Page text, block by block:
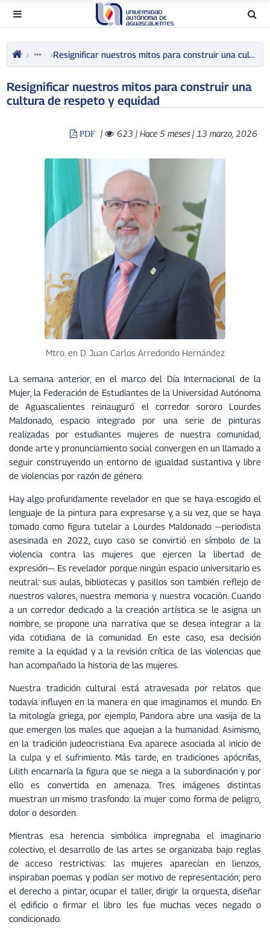
Resignificar nuestros mitos para construir una cultura de respeto y equidad
Resignificar nuestros mitos para construir una
cultura de respeto y equidad
PDF | 623 | Hace 5 meses | 13 marzo, 2026
Mtro. en D. Juan Carlos Arredondo Hernández
La semana anterior, en el marco del Día Internacional de la
Mujer, la Federación de Estudiantes de la Universidad Autónoma
de Aguascalientes reinauguró el corredor sororo Lourdes
Maldonado, espacio integrado por una serie de pinturas
realizadas por estudiantes mujeres de nuestra comunidad,
donde arte y pronunciamiento social convergen en un llamado a
seguir construyendo un entorno de igualdad sustantiva y libre
de violencias por razón de género.
Hay algo profundamente revelador en que se haya escogido el
lenguaje de la pintura para expresarse y, a su vez, que se haya
tomado como figura tutelar a Lourdes Maldonado —periodista
asesinada en 2022, cuyo caso se convirtió en símbolo de la
violencia contra las mujeres que ejercen la libertad de
expresión—. Es revelador porque ningún espacio universitario es
neutral: sus aulas, bibliotecas y pasillos son también reflejo de
nuestros valores, nuestra memoria y nuestra vocación. Cuando
a un corredor dedicado a la creación artística se le asigna un
nombre, se propone una narrativa que se desea integrar a la
vida cotidiana de la comunidad. En este caso, esa decisión
remite a la equidad y a la revisión crítica de las violencias que
han acompañado la historia de las mujeres.
Nuestra tradición cultural está atravesada por relatos que
todavía influyen en la manera en que imaginamos el mundo. En
la mitología griega, por ejemplo, Pandora abre una vasija de la
que emergen los males que aquejan a la humanidad. Asimismo,
en la tradición judeocristiana Eva aparece asociada al inicio de
la culpa y el sufrimiento. Más tarde, en tradiciones apócrifas,
Lilith encarnaría la figura que se niega a la subordinación y por
ello es convertida en amenaza. Tres imágenes distintas
muestran un mismo trasfondo: la mujer como forma de peligro,
dolor o desorden.
Mientras esa herencia simbólica impregnaba el imaginario
colectivo, el desarrollo de las artes se organizaba bajo reglas
de acceso restrictivas: las mujeres aparecían en lienzos,
inspiraban poemas y podían ser motivo de representación; pero
el derecho a pintar, ocupar el taller, dirigir la orquesta, diseñar
el edificio o firmar el libro les fue muchas veces negado o
condicionado.